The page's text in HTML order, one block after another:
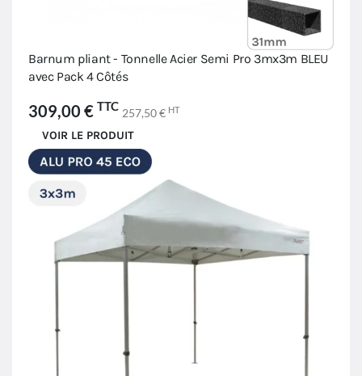
Barnum pliant - Tonnelle Acier Semi Pro 3mx3m BLEU
avec Pack 4 Côtés
309,00 € TTC 257,50 € HT
VOIR LE PRODUIT